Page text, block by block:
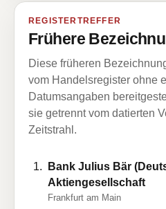
REGISTERTREFFER
Frühere
Diese früheren
vom Handelsregister ohne
Datumsangaben
sie getrennt vom datierten
Zeitstrahl.
Bank Julius Bär
Aktiengesellschaft
Frankfurt am Main